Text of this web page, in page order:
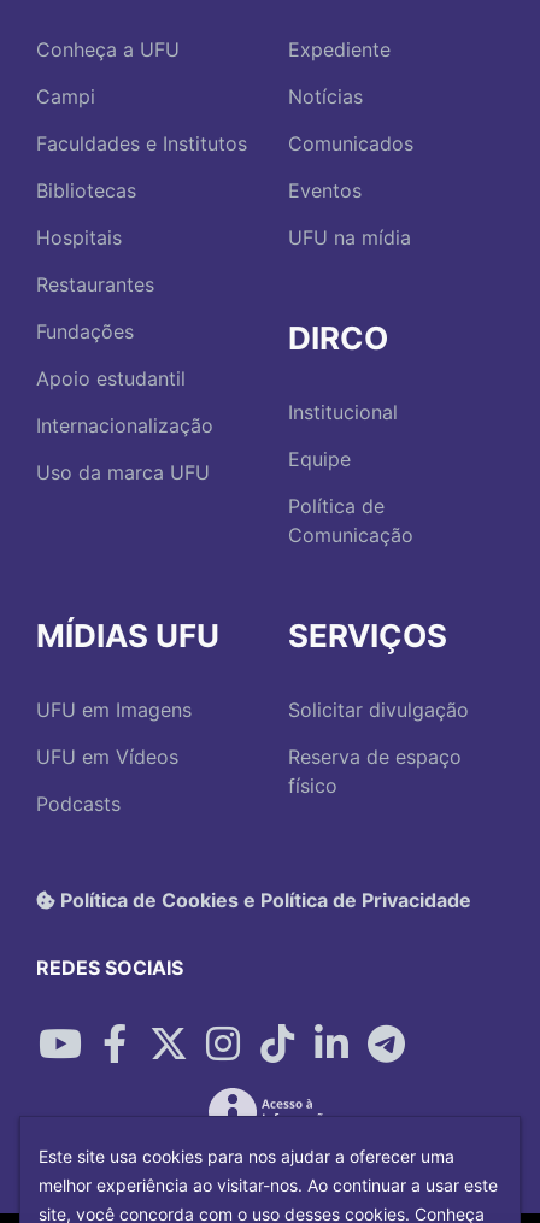
Conheça a UFU
Campi
Faculdades e Institutos
Bibliotecas
Hospitais
Restaurantes
Fundações
Apoio estudantil
Internacionalização
Uso da marca UFU
Expediente
Notícias
Comunicados
Eventos
UFU na mídia
DIRCO
Institucional
Equipe
Política de
Comunicação
MÍDIAS UFU
UFU em Imagens
UFU em Vídeos
Podcasts
SERVIÇOS
Solicitar divulgação
Reserva de espaço
físico
Política de Cookies e Política de Privacidade
REDES SOCIAIS
Este site usa cookies para nos ajudar a oferecer uma
melhor experiência ao visitar-nos. Ao continuar a usar este
site, você concorda com o uso desses cookies. Conheça